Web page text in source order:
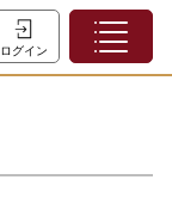
ログイン